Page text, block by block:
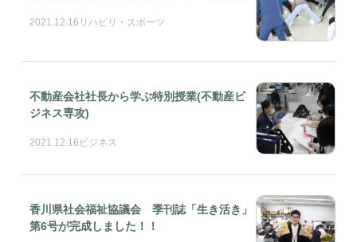
2021.12.16 リハビリ・スポーツ
不動産会社社長から学ぶ特別授業(不動産ビ
ジネス専攻)
2021.12.16 ビジネス
香川県社会福祉協議会 季刊誌「生き活き」
第6号が完成しました！！